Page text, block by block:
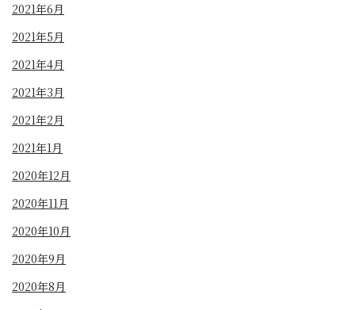
2021年6月
2021年5月
2021年4月
2021年3月
2021年2月
2021年1月
2020年12月
2020年11月
2020年10月
2020年9月
2020年8月